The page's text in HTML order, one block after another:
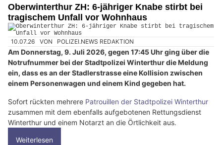
Oberwinterthur ZH: 6-jähriger Knabe stirbt bei
tragischem Unfall vor Wohnhaus
10.07.26 VON POLIZEI.NEWS REDAKTION
Am Donnerstag, 9. Juli 2026, gegen 17:45 Uhr ging über die
Notrufnummer bei der Stadtpolizei Winterthur die Meldung
ein, dass es an der Stadlerstrasse eine Kollision zwischen
einem Personenwagen und einem Kind gegeben hat.
Sofort rückten mehrere Patrouillen der Stadtpolizei Winterthur
zusammen mit dem ebenfalls aufgebotenen Rettungsdienst
Winterthur und einem Notarzt an die Örtlichkeit aus.
Weiterlesen